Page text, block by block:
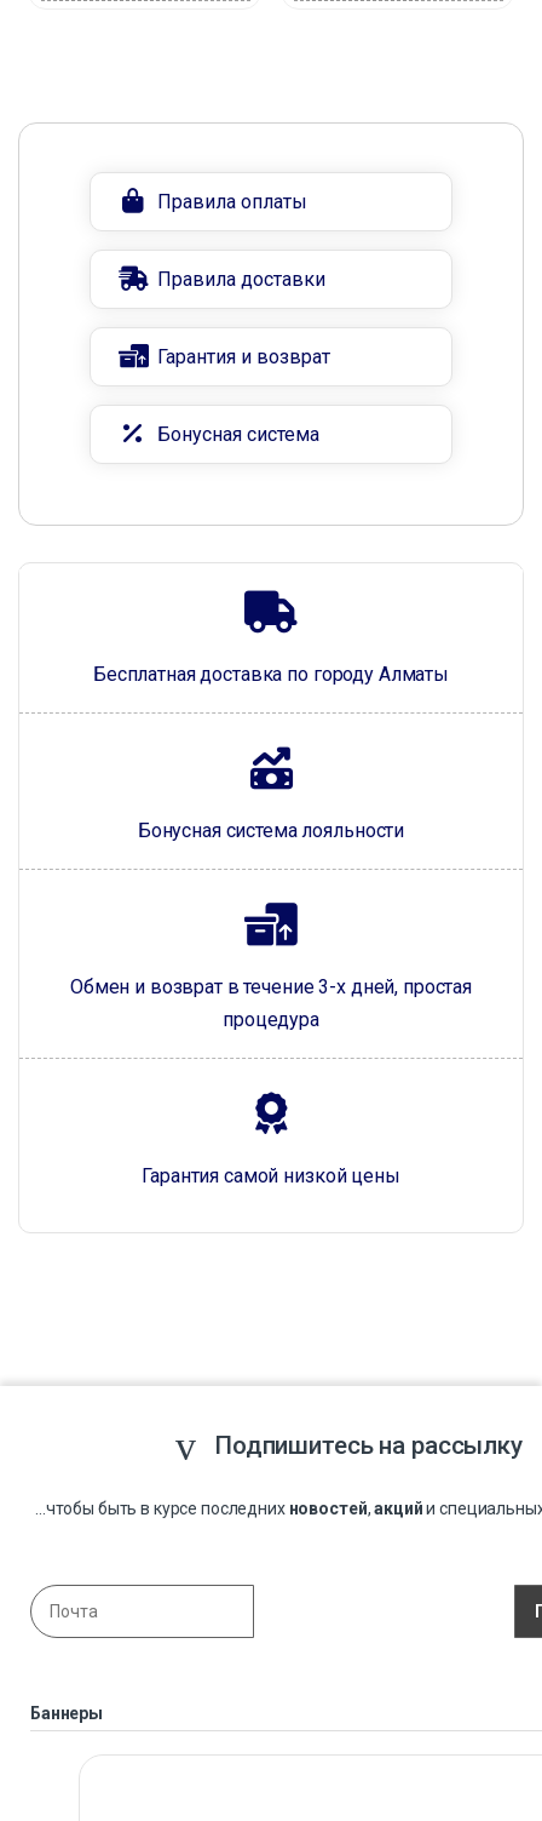
Бесплатная доставка по городу Алматы
Бонусная система лояльности
Обмен и возврат в течение 3-х дней, простая
процедура
Гарантия самой низкой цены
Правила оплаты
Правила доставки
Гарантия и возврат
Бонусная система
Подпишитесь на рассылку
...чтобы быть в курсе последних новостей,акцийи
Баннеры